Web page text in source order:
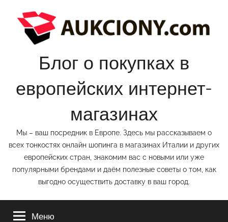
содержимому
Блог о покупках в
европейских интернет-
магазинах
Мы – ваш посредник в Европе. Здесь мы рассказываем о
всех тонкостях онлайн шопинга в магазинах Италии и других
европейских стран, знакомим вас с новыми или уже
популярными брендами и даём полезные советы о том, как
выгодно осуществить доставку в ваш город.
Меню